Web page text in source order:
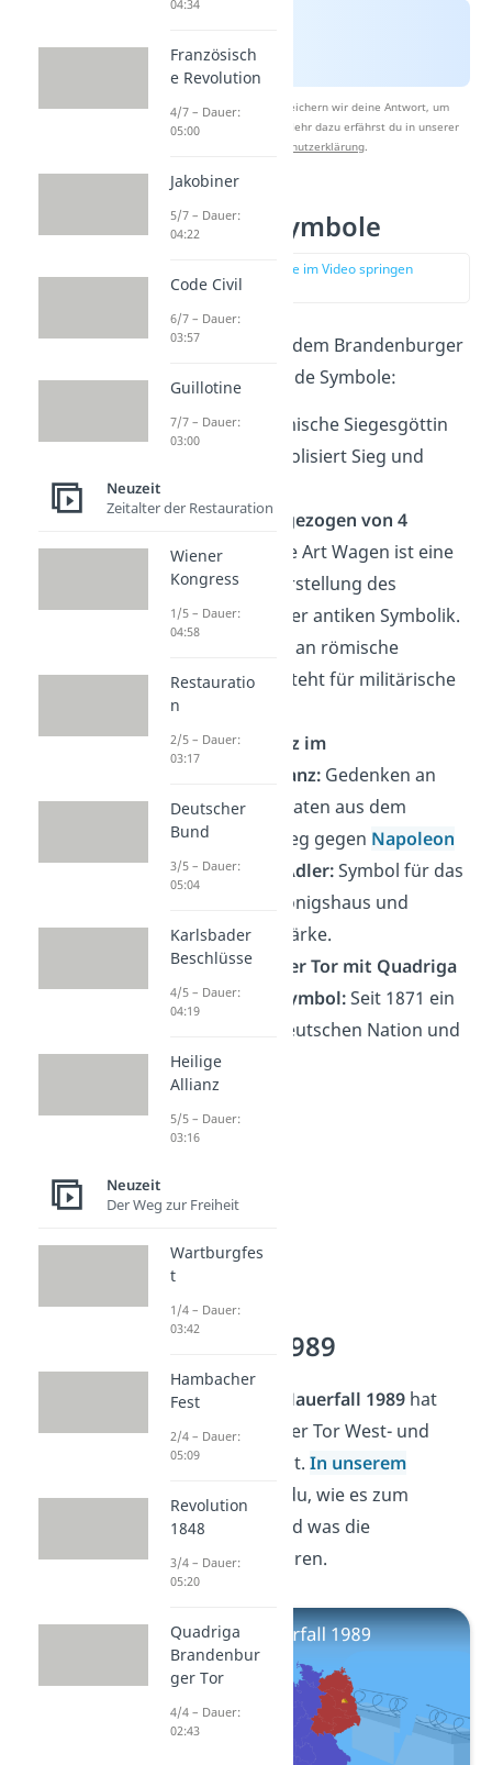
Nach Beantwortung speichern wir deine Antwort, um
Studyflix zu verbessern. Mehr dazu erfährst du in unserer
Datenschutzerklärung.
Quadriga Symbole
zur Stelle im Video springen
Die Quadriga auf dem Brandenburger
Tor enthält folgende Symbole:
Figur:Die römische Siegesgöttin
Viktoria symbolisiert Sieg und
Streitwagen gezogen von 4
Pferden:
Diese Art Wagen ist eine
klassische Darstellung des
Triumphs in der antiken Symbolik.
Erinnert an römische
Feldzeichen, steht für militärische
Stärke.
Eisernes Kreuz im
Eichenlaubkranz: Gedenken an
gefallene Soldaten aus dem
Befreiungskrieg gegen Napoleon
Preußischer Adler:Symbol für das
preußische Königshaus und
preußische Stärke.
Brandenburger Tor mit Quadriga
als Nationalsymbol:Seit 1871 ein
Symbol der deutschen Nation und
Identität.
Mauerfall 1989
Früher vor dem Mauerfall 1989 hat
das Brandenburger Tor West- und
Ostberlin getrennt.In unserem
Beitrag erfährst du, wie es zum
Mauerfall kam und was die
Auswirkungen waren.
04:34
Französisch
e Revolution
4/7 – Dauer:
05:00
Jakobiner
5/7 – Dauer:
04:22
Code Civil
6/7 – Dauer:
03:57
Guillotine
7/7 – Dauer:
03:00
Neuzeit
Zeitalter der Restauration
Wiener
Kongress
1/5 – Dauer:
04:58
Restauratio
n
2/5 – Dauer:
03:17
Deutscher
Bund
3/5 – Dauer:
05:04
Karlsbader
Beschlüsse
4/5 – Dauer:
04:19
Heilige
Allianz
5/5 – Dauer:
03:16
Neuzeit
Der Weg zur Freiheit
Wartburgfes
t
1/4 – Dauer:
03:42
Hambacher
Fest
2/4 – Dauer:
05:09
Revolution
1848
3/4 – Dauer:
05:20
Quadriga
Brandenbur
ger Tor
4/4 – Dauer:
02:43